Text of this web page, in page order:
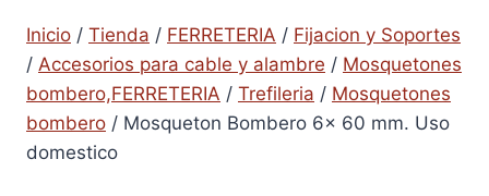
Inicio / Tienda / FERRETERIA / Fijacion y Soportes
/ Accesorios para cable y alambre / Mosquetones
bombero,FERRETERIA / Trefileria / Mosquetones
bombero / Mosqueton Bombero 6x 60 mm. Uso
domestico